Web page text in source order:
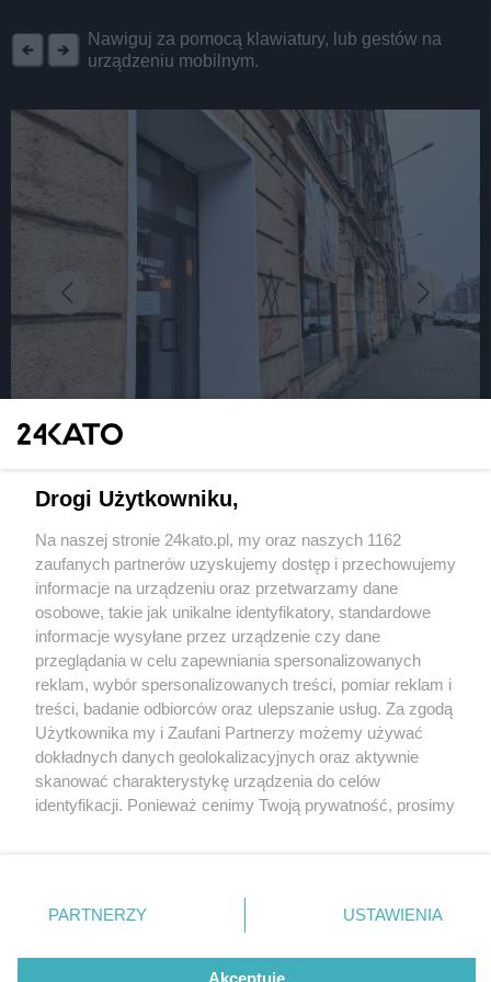
Nawiguj za pomocą klawiatury, lub gestów na
urządzeniu mobilnym.
Jest data otwarcia bistro BZIK w nowym miejscu.
się po "Kuchennych rewolucjach"
3 / 12
Nowe Bistro BZIK
Nowa odsłona Bistra BZIK, znanego z Koszutki, objawiła
się przy ul. Warszawskiej
Wydawca mediów lokalnych
Nie zapomnij
zapoznać się z:
polityką prywatności regulamin korzystania z portali
Twojemiasto
Piekary Śląskie
Chorzów
Tarnowskie Góry
Gliwice
Skontakuj sięz nami
Kontakt
Wydawca
Redakcja
Drogi Użytkowniku,
Na naszej stronie 24kato.pl, my oraz naszych 1162
zaufanych partnerów uzyskujemy dostęp i przechowujemy
informacje na urządzeniu oraz przetwarzamy dane
osobowe, takie jak unikalne identyfikatory, standardowe
informacje wysyłane przez urządzenie czy dane
przeglądania w celu zapewniania spersonalizowanych
reklam, wybór spersonalizowanych treści, pomiar reklam i
treści, badanie odbiorców oraz ulepszanie usług. Za zgodą
Użytkownika my i Zaufani Partnerzy możemy używać
dokładnych danych geolokalizacyjnych oraz aktywnie
skanować charakterystykę urządzenia do celów
identyfikacji. Ponieważ cenimy Twoją prywatność, prosimy
prywatności znajdujący się w lewym dolnym rogu strony
. Niektóre rodzaje przetwarzania danych nie wymagają
zgody użytkownika, ale masz prawo sprzeciwić się
takiemu przetwarzaniu. Preferencje będą miały
PARTNERZY USTAWIENIA
Akceptuję